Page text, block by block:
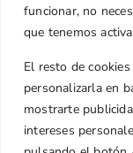
funcionar, no
que tenemos
El resto de
personalizarla en
mostrarte
intereses